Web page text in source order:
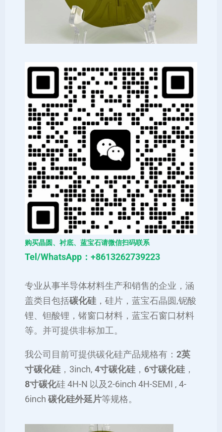
购买晶圆、衬底、蓝宝石请微信扫码联系
Tel/WhatsApp：+8613262739223
专业从事半导体材料生产和销售的企业，涵
盖类目包括碳化硅 ，硅片，蓝宝石晶圆,铌酸
锂、钽酸锂，锗窗口材料，蓝宝石窗口材料
等。并可提供非标加工。
我公司目前可提供碳化硅产品规格有： 2英
寸碳化硅 ，3inch, 4寸碳化硅 ， 6寸碳化硅 ，
8寸碳化硅 4H-N 以及2-6inch 4H-SEMI , 4-
6inch 碳化硅外延片等规格。